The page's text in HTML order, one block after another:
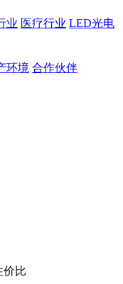
业 医疗行业 LED光电
环境 合作伙伴
价比